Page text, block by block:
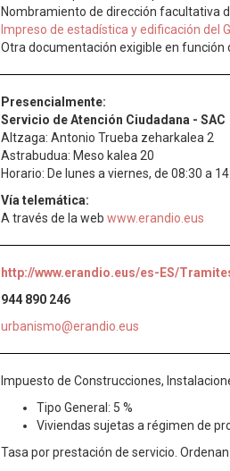
Nombramiento de dirección facultativa
Impreso de estadística y edificación del
Otra documentación exigible en función
Presencialmente:
Servicio de Atención Ciudadana - SAC
Altzaga: Antonio Trueba zeharkalea 2
Astrabudua: Meso kalea 20
Horario: De lunes a viernes, de 08:30 a
Vía telemática:
A través de la web www.erandio.eus
http://www.erandio.eus/es-ES/
944 890 246
urbanismo@erandio.eus
Impuesto de Construcciones,
Tipo General: 5 %
Viviendas sujetas a régimen de
Tasa por prestación de servicio.